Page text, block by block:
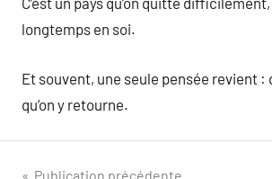
longtemps en soi.
Et souvent, une seule pensée revient :
qu’on y retourne.
Publication précédente